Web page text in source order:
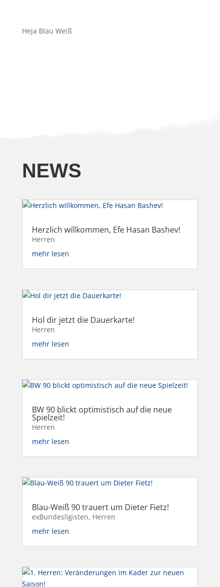
Heja Blau Weiß
NEWS
Herzlich willkommen, Efe Hasan Bashev!
Herren
mehr lesen
Hol dir jetzt die Dauerkarte!
Herren
mehr lesen
BW 90 blickt optimistisch auf die neue
Spielzeit!
Herren
mehr lesen
Blau-Weiß 90 trauert um Dieter Fietz!
exBundesligisten, Herren
mehr lesen